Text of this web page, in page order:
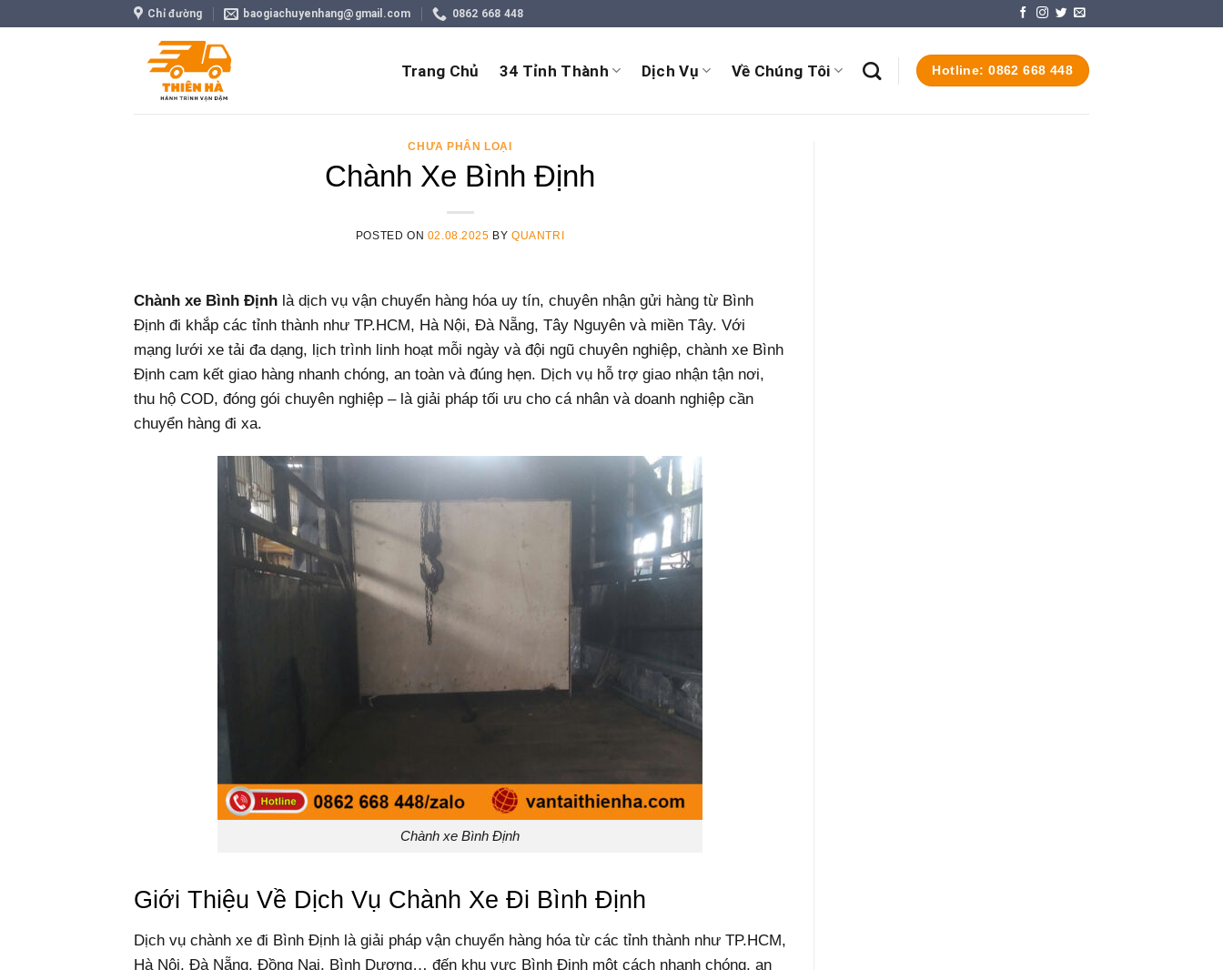
Chỉ đường baogiachuyenhang@gmail.com 0862 668 448
Trang Chủ 34 Tỉnh Thành Dịch Vụ Về Chúng Tôi Hotline: 0862 668 448
CHƯA PHÂN LOẠI
Chành Xe Bình Định
POSTED ON 02.08.2025 BYQUANTRI
Chành xe Bình Định là dịch vụ vận chuyển hàng hóa uy tín, chuyên nhận gửi hàng từ Bình
Định đi khắp các tỉnh thành như TP.HCM, Hà Nội, Đà Nẵng, Tây Nguyên và miền Tây. Với
mạng lưới xe tải đa dạng, lịch trình linh hoạt mỗi ngày và đội ngũ chuyên nghiệp, chành xe Bình
Định cam kết giao hàng nhanh chóng, an toàn và đúng hẹn. Dịch vụ hỗ trợ giao nhận tận nơi,
thu hộ COD, đóng gói chuyên nghiệp – là giải pháp tối ưu cho cá nhân và doanh nghiệp cần
chuyển hàng đi xa.
Chành xe Bình Định
Giới Thiệu Về Dịch Vụ Chành Xe Đi Bình Định
Dịch vụ chành xe đi Bình Định là giải pháp vận chuyển hàng hóa từ các tỉnh thành như TP.HCM,
Hà Nội, Đà Nẵng, Đồng Nai, Bình Dương… đến khu vực Bình Định một cách nhanh chóng, an